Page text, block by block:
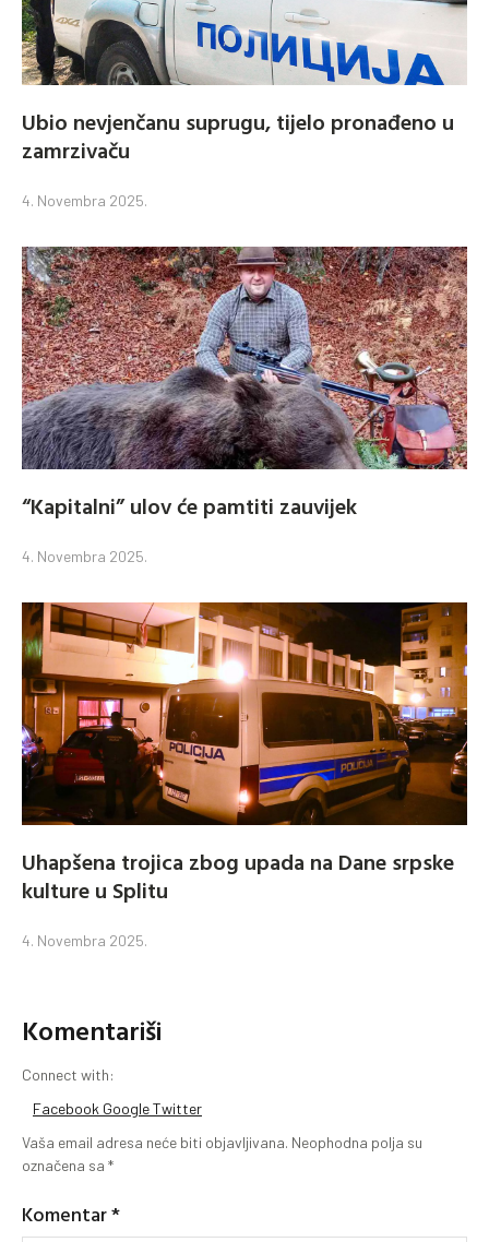
Ubio nevjenčanu suprugu, tijelo pronađeno u
zamrzivaču
4. Novembra 2025.
“Kapitalni” ulov će pamtiti zauvijek
4. Novembra 2025.
Uhapšena trojica zbog upada na Dane srpske
kulture u Splitu
4. Novembra 2025.
Komentariši
Connect with:
Facebook GoogleTwitter
Vaša email adresa neće biti objavljivana. Neophodna polja su
označena sa *
Komentar*